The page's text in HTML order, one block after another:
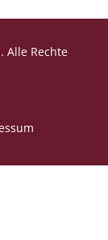
Alle Rechte